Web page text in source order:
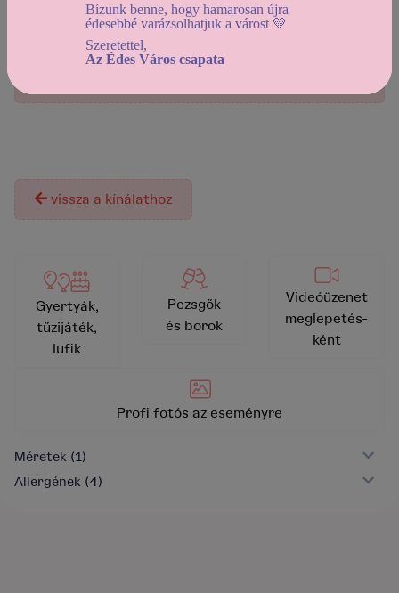
Házhozszállítás:
Használd a dátumszűrőt
vissza a kínálathoz
Gyertyák,
tűzijáték,
lufik
Pezsgők
és borok
Videóüzenet
meglepetés-
ként
Profi fotós az eseményre
Méretek (1)
Allergének (4)
Bízunk benne, hogy hamarosan újra
édesebbé varázsolhatjuk a várost 💛
Szeretettel,
Az Édes Város csapata